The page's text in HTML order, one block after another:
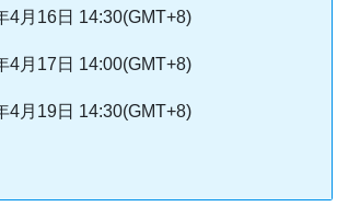
4月16日 14:30(GMT+8)
4月17日 14:00(GMT+8)
4月19日 14:30(GMT+8)